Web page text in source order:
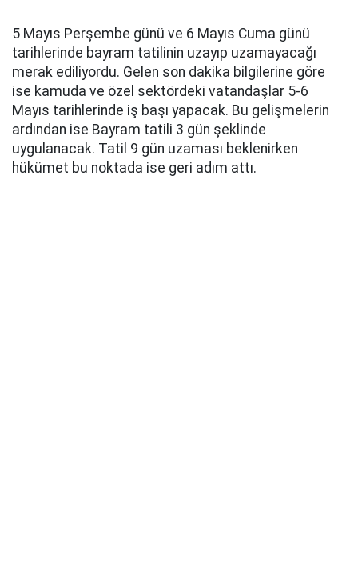
5 Mayıs Perşembe günü ve 6 Mayıs Cuma günü
tarihlerinde bayram tatilinin uzayıp uzamayacağı
merak ediliyordu. Gelen son dakika bilgilerine göre
ise kamuda ve özel sektördeki vatandaşlar 5-6
Mayıs tarihlerinde iş başı yapacak. Bu gelişmelerin
ardından ise Bayram tatili 3 gün şeklinde
uygulanacak. Tatil 9 gün uzaması beklenirken
hükümet bu noktada ise geri adım attı.